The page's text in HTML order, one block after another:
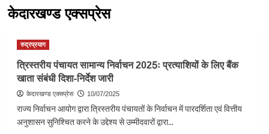
केदारखण्ड एक्सप्रेस
रुद्रप्रयाग
त्रिस्तरीय पंचायत सामान्य निर्वाचन 2025ः प्रत्याशियों के लिए बैंक
खाता संबंधी दिशा-निर्देश जारी
केदारखण्ड एक्सप्रेस 10/07/2025
राज्य निर्वाचन आयोग द्वारा त्रिस्तरीय पंचायतों के निर्वाचन में पारदर्शिता एवं वित्तीय
अनुशासन सुनिश्चित करने के उद्देश्य से उम्मीदवारों द्वारा...